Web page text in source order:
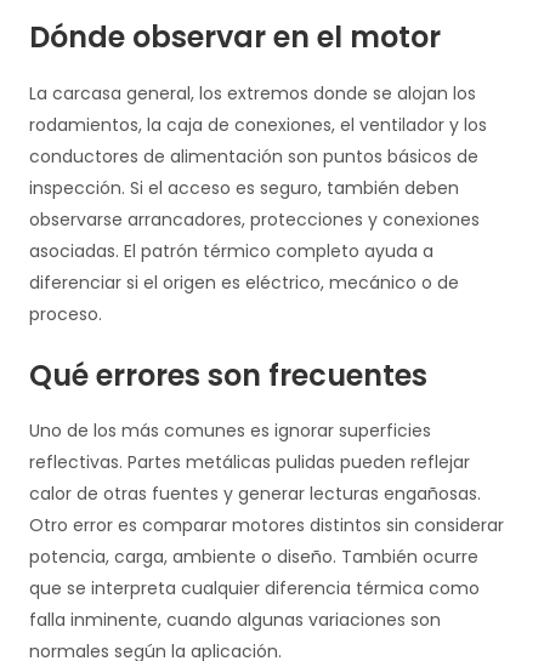
Dónde observar en el motor
La carcasa general, los extremos donde se alojan los
rodamientos, la caja de conexiones, el ventilador y los
conductores de alimentación son puntos básicos de
inspección. Si el acceso es seguro, también deben
observarse arrancadores, protecciones y conexiones
asociadas. El patrón térmico completo ayuda a
diferenciar si el origen es eléctrico, mecánico o de
proceso.
Qué errores son frecuentes
Uno de los más comunes es ignorar superficies
reflectivas. Partes metálicas pulidas pueden reflejar
calor de otras fuentes y generar lecturas engañosas.
Otro error es comparar motores distintos sin considerar
potencia, carga, ambiente o diseño. También ocurre
que se interpreta cualquier diferencia térmica como
falla inminente, cuando algunas variaciones son
normales según la aplicación.